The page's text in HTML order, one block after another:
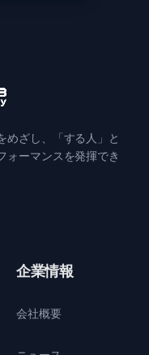
めざし、「する人」と
ォーマンスを発揮でき
企業情報
会社概要